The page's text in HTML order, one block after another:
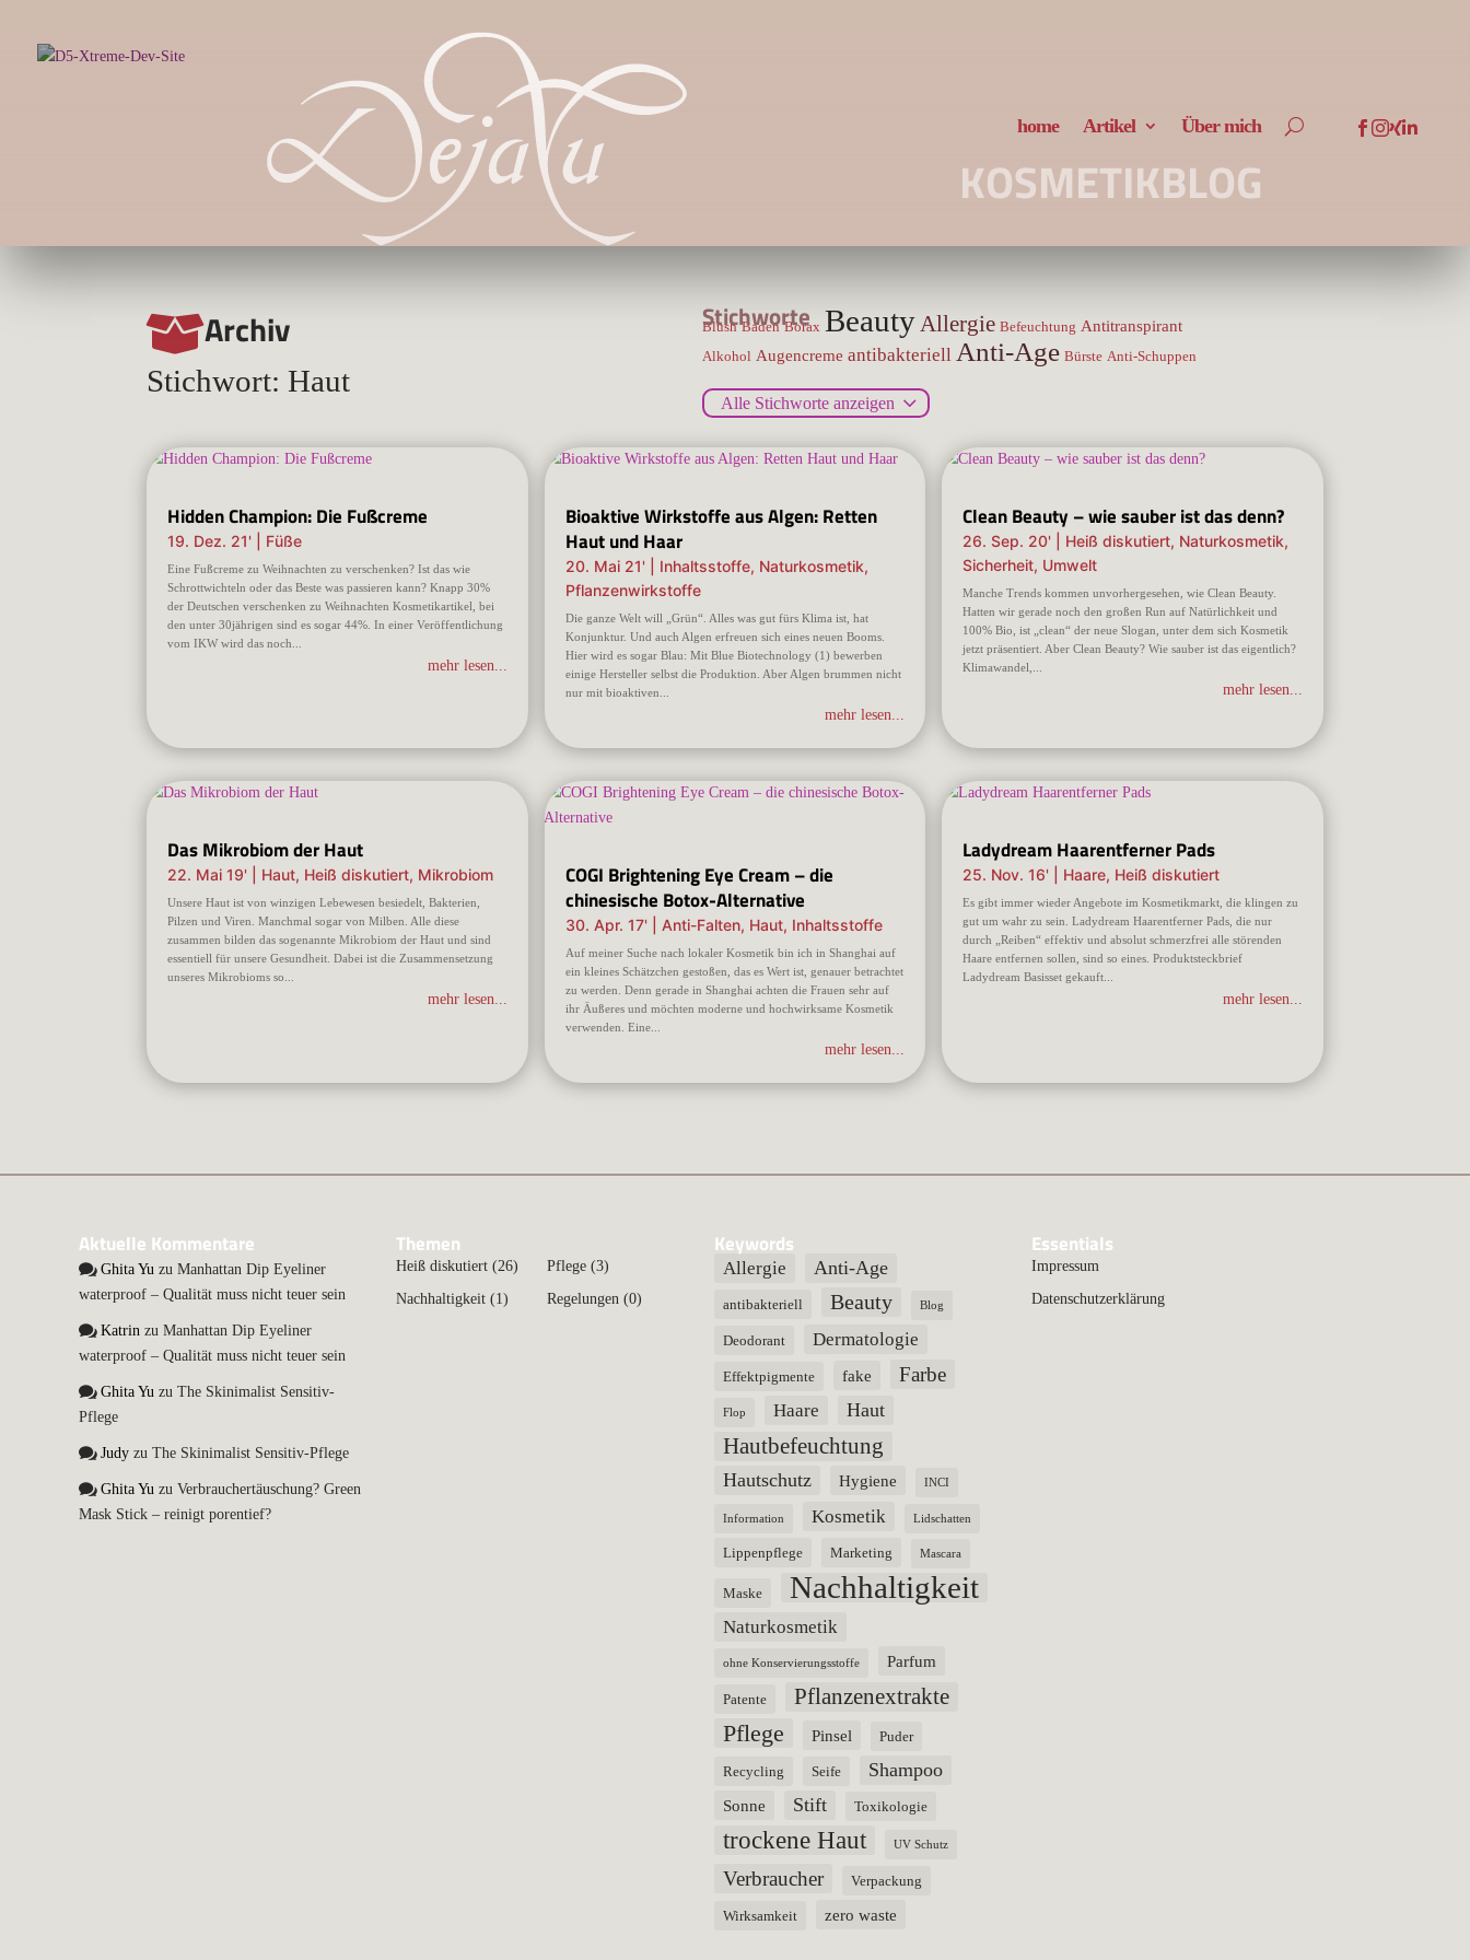
home Artikel Über mich
KOSMETIKBLOG

Archiv
Stichwort: Haut
Stichworte
Blush Baden Borax Beauty Allergie Befeuchtung Antitranspirant
Alkohol Augencreme antibakteriell Anti-Age Bürste Anti-Schuppen
Themen
Themen
Alle Stichworte anzeigen
Hidden Champion: Die Fußcreme
19. Dez. 21' Füße
Eine Fußcreme zu Weihnachten zu verschenken? Ist das wie
Schrottwichteln oder das Beste was passieren kann? Knapp 30%
der Deutschen verschenken zu Weihnachten Kosmetikartikel, bei
den unter 30jährigen sind es sogar 44%. In einer Veröffentlichung
vom IKW wird das noch...
mehr lesen...
Bioaktive Wirkstoffe aus Algen: Retten
Haut und Haar
20. Mai 21' Inhaltsstoffe, Naturkosmetik,
Pflanzenwirkstoffe
Die ganze Welt will „Grün“. Alles was gut fürs Klima ist, hat
Konjunktur. Und auch Algen erfreuen sich eines neuen Booms.
Hier wird es sogar Blau: Mit Blue Biotechnology (1) bewerben
einige Hersteller selbst die Produktion. Aber Algen brummen nicht
nur mit bioaktiven...
mehr lesen...
Clean Beauty – wie sauber ist das denn?
26. Sep. 20' Heiß diskutiert, Naturkosmetik,
Sicherheit, Umwelt
Manche Trends kommen unvorhergesehen, wie Clean Beauty.
Hatten wir gerade noch den großen Run auf Natürlichkeit und
100% Bio, ist „clean“ der neue Slogan, unter dem sich Kosmetik
jetzt präsentiert. Aber Clean Beauty? Wie sauber ist das eigentlich?
Klimawandel,...
mehr lesen...
Das Mikrobiom der Haut
22. Mai 19' Haut, Heiß diskutiert, Mikrobiom
Unsere Haut ist von winzigen Lebewesen besiedelt, Bakterien,
Pilzen und Viren. Manchmal sogar von Milben. Alle diese
zusammen bilden das sogenannte Mikrobiom der Haut und sind
essentiell für unsere Gesundheit. Dabei ist die Zusammensetzung
unseres Mikrobioms so...
mehr lesen...
COGI Brightening Eye Cream – die
chinesische Botox-Alternative
30. Apr. 17' Anti-Falten, Haut, Inhaltsstoffe
Auf meiner Suche nach lokaler Kosmetik bin ich in Shanghai auf
ein kleines Schätzchen gestoßen, das es Wert ist, genauer betrachtet
zu werden. Denn gerade in Shanghai achten die Frauen sehr auf
ihr Äußeres und möchten moderne und hochwirksame Kosmetik
verwenden. Eine...
mehr lesen...
Ladydream Haarentferner Pads
25. Nov. 16' Haare, Heiß diskutiert
Es gibt immer wieder Angebote im Kosmetikmarkt, die klingen zu
gut um wahr zu sein. Ladydream Haarentferner Pads, die nur
durch „Reiben“ effektiv und absolut schmerzfrei alle störenden
Haare entfernen sollen, sind so eines. Produktsteckbrief
Ladydream Basisset gekauft...
mehr lesen...
Aktuelle Kommentare
Ghita Yu zuManhattan Dip Eyeliner
waterproof – Qualität muss nicht teuer sein
Katrin zuManhattan Dip Eyeliner
waterproof – Qualität muss nicht teuer sein
Ghita Yu zuThe Skinimalist Sensitiv-
Pflege
Judy zuThe Skinimalist Sensitiv-Pflege
Ghita Yu zuVerbrauchertäuschung? Green
Mask Stick – reinigt porentief?
Themen
Heiß diskutiert (26)
Nachhaltigkeit (1)
Pflege(3)
Regelungen (0)
Keywords
Allergie Anti-Age
antibakteriell Beauty Blog
Deodorant Dermatologie
Effektpigmente fake Farbe
Flop Haare Haut
Hautbefeuchtung
Hautschutz Hygiene INCI
Information Kosmetik Lidschatten
Lippenpflege Marketing Mascara
Maske Nachhaltigkeit
Naturkosmetik
ohne Konservierungsstoffe Parfum
Patente Pflanzenextrakte
Pflege Pinsel Puder
Recycling Seife Shampoo
Sonne Stift Toxikologie
trockene Haut UV Schutz
Verbraucher Verpackung
Wirksamkeit zero waste
Essentials
Impressum
Datenschutzerklärung